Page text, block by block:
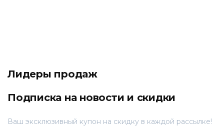
Лидеры продаж
Подписка на новости и скидки
Ваш эксклюзивный купон на скидку в каждой рассылке!